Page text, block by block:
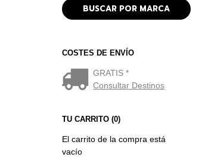
COSTES DE ENVÍO
GRATIS *
Consultar Destinos
TU CARRITO (0)
El carrito de la compra está
vacío